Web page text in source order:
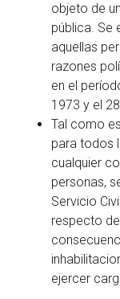
objeto de
pública. Se
aquellas
razones
en el
1973 y el
Tal como
para todos
cualquier
personas,
Servicio
respecto
ejercer